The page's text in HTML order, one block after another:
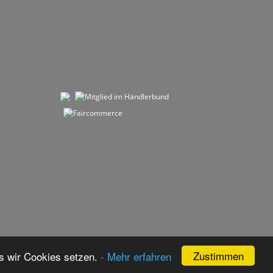
Zustimmen
wir Cookies setzen. - Mehr erfahren